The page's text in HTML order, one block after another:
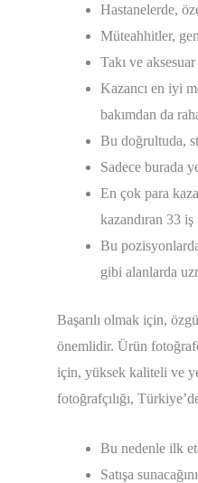
Hastanelerde,
Müteahhitler,
Takı ve
Kazancı en iyi
bakımdan da
Bu doğrultuda,
Sadece burada
En çok para
kazandıran 33
Bu
gibi alanlarda
Başarılı olmak için,
önemlidir. Ürün
için, yüksek kaliteli ve
fotoğrafçılığı,
Bu nedenle ilk
Satışa